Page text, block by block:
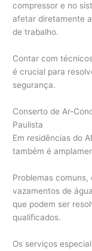
compressor e no
afetar diretamente
de trabalho.
Contar com
é crucial para
segurança.
Conserto de Ar-
Paulista
Em residências do
também é
Problemas
vazamentos de
que podem ser
qualificados.
Os serviços